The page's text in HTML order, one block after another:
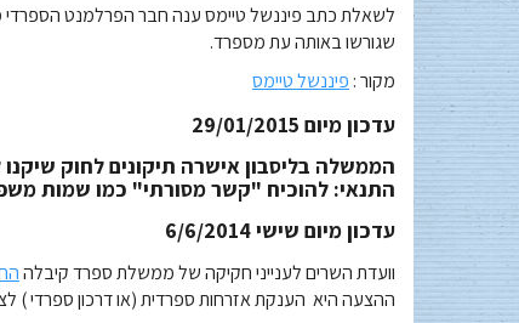
לשאלת כתב פיננשל טיימס ענה חבר הפרלמנט הספרדי
שגורשו באותה עת מספרד.
מקור : פיננשל טיימס
עדכון מיום 29/01/2015
הממשלה בליסבון אישרה תיקונים לחוק שיקנו
התנאי: להוכיח "קשר מסורתי" כמו שמות
עדכון מיום שישי 6/6/2014
וועדת השרים לענייני חקיקה של ממשלת ספרד קיבלה
ההצעה היא הענקת אזרחות ספרדית (או דרכון ספרדי )